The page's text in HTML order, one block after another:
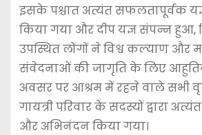
इसके पश्चात अत्यंत सफलतापूर्वक
किया गया और दीप यज्ञ संपन्न हुआ,
उपस्थित लोगों ने विश्व कल्याण और
संवेदनाओं की जागृति के लिए
अवसर पर आश्रम में रहने वाले सभी
गायत्री परिवार के सदस्यों द्वारा
और अभिनंदन किया गया।